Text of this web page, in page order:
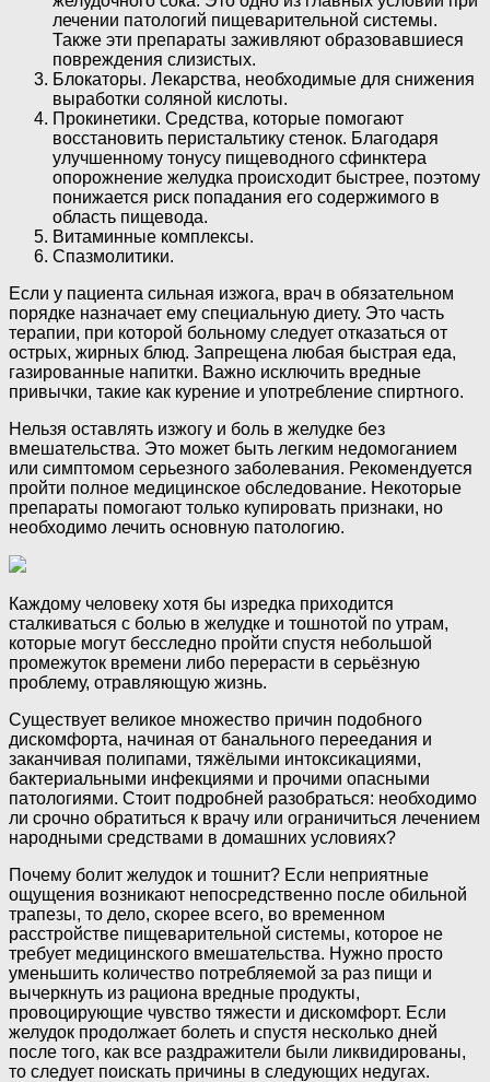
лечении патологий пищеварительной системы.
Также эти препараты заживляют образовавшиеся
повреждения слизистых.
Блокаторы. Лекарства, необходимые для снижения
выработки соляной кислоты.
Прокинетики. Средства, которые помогают
восстановить перистальтику стенок. Благодаря
улучшенному тонусу пищеводного сфинктера
опорожнение желудка происходит быстрее, поэтому
понижается риск попадания его содержимого в
область пищевода.
Витаминные комплексы.
Спазмолитики.
Если у пациента сильная изжога, врач в обязательном
порядке назначает ему специальную диету. Это часть
терапии, при которой больному следует отказаться от
острых, жирных блюд. Запрещена любая быстрая еда,
газированные напитки. Важно исключить вредные
привычки, такие как курение и употребление спиртного.
Нельзя оставлять изжогу и боль в желудке без
вмешательства. Это может быть легким недомоганием
или симптомом серьезного заболевания. Рекомендуется
пройти полное медицинское обследование. Некоторые
препараты помогают только купировать признаки, но
необходимо лечить основную патологию.
Каждому человеку хотя бы изредка приходится
сталкиваться с болью в желудке и тошнотой по утрам,
которые могут бесследно пройти спустя небольшой
промежуток времени либо перерасти в серьёзную
проблему, отравляющую жизнь.
Существует великое множество причин подобного
дискомфорта, начиная от банального переедания и
заканчивая полипами, тяжёлыми интоксикациями,
бактериальными инфекциями и прочими опасными
патологиями. Стоит подробней разобраться: необходимо
ли срочно обратиться к врачу или ограничиться лечением
народными средствами в домашних условиях?
Почему болит желудок и тошнит? Если неприятные
ощущения возникают непосредственно после обильной
трапезы, то дело, скорее всего, во временном
расстройстве пищеварительной системы, которое не
требует медицинского вмешательства. Нужно просто
уменьшить количество потребляемой за раз пищи и
вычеркнуть из рациона вредные продукты,
провоцирующие чувство тяжести и дискомфорт. Если
желудок продолжает болеть и спустя несколько дней
после того, как все раздражители были ликвидированы,
то следует поискать причины в следующих недугах.